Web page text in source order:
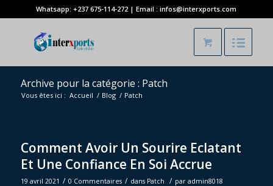
Whatsapp: +237 675-114-272 | Email : infos@interxports.com
Archive pour la catégorie : Patch
Vous êtes ici : Accueil / Blog / Patch
Comment Avoir Un Sourire Eclatant
Et Une Confiance En Soi Accrue
19 avril 2021 / 0 Commentaires / dans Patch / par admin8018